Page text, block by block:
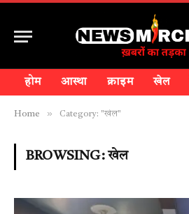
होम आस्था क्राइम खेल
Home » Category: "खेल"
BROWSING: खेल